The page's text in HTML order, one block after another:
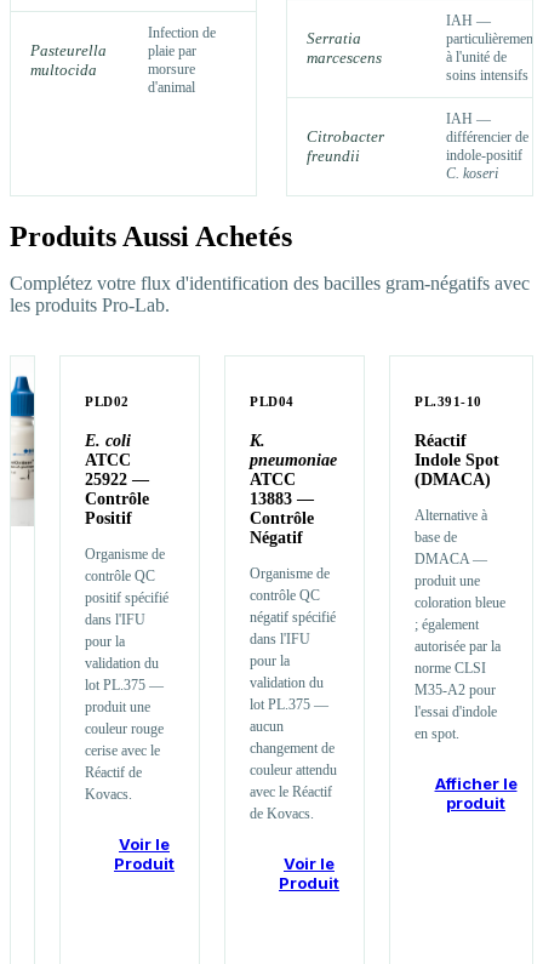
Pasteurella
multocida
Infection de
plaie par
morsure
d'animal
Serratia
marcescens
IAH —
particulièrement
à l'unité de
soins intensifs
Citrobacter
freundii
IAH —
différencier de
indole-positif
C. koseri
Produits Aussi Achetés
Complétez votre flux d'identification des bacilles gram-négatifs avec
les produits Pro-Lab.
Réactif
TestOxidase™
d'identification
PLD02
E. coli
ATCC
25922 —
Contrôle
Positif
Organisme de
contrôle QC
positif spécifié
dans l'IFU
pour la
validation du
lot PL.375 —
produit une
couleur rouge
cerise avec le
Réactif de
Kovacs.
Voir le
Produit
PLD04
K.
pneumoniae
ATCC
13883 —
Contrôle
Négatif
Organisme de
contrôle QC
négatif spécifié
dans l'IFU
pour la
validation du
lot PL.375 —
aucun
changement de
couleur attendu
avec le Réactif
de Kovacs.
Voir le
Produit
PL.391-10
Réactif
Indole Spot
(DMACA)
Alternative à
base de
DMACA —
produit une
coloration bleue
; également
autorisée par la
norme CLSI
M35-A2 pour
l'essai d'indole
en spot.
Afficher le
produit